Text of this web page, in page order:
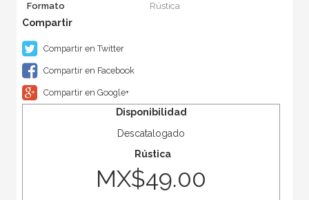
Formato
Rústica
Compartir en Twitter
Compartir en Facebook
Compartir en Google+
Disponibilidad
Descatalogado
Rústica
MX$49.00